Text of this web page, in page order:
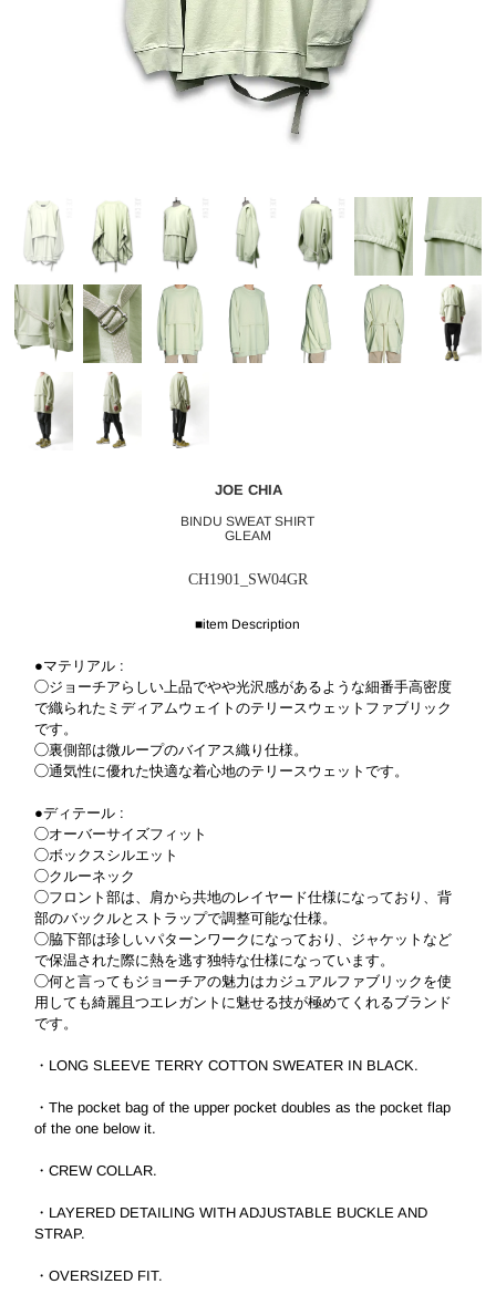
JOE CHIA
BINDU SWEAT SHIRT
GLEAM
CH1901_SW04GR
■item Description
●マテリアル :
◯ジョーチアらしい上品でやや光沢感があるような細番手高密度
で織られたミディアムウェイトのテリースウェットファブリック
です。
◯裏側部は微ループのバイアス織り仕様。
◯通気性に優れた快適な着心地のテリースウェットです。
●ディテール :
◯オーバーサイズフィット
◯ボックスシルエット
◯クルーネック
◯フロント部は、肩から共地のレイヤード仕様になっており、背
部のバックルとストラップで調整可能な仕様。
◯脇下部は珍しいパターンワークになっており、ジャケットなど
で保温された際に熱を逃す独特な仕様になっています。
◯何と言ってもジョーチアの魅力はカジュアルファブリックを使
用しても綺麗且つエレガントに魅せる技が極めてくれるブランド
です。
・LONG SLEEVE TERRY COTTON SWEATER IN BLACK.
・The pocket bag of the upper pocket doubles as the pocket flap
of the one below it.
・CREW COLLAR.
・LAYERED DETAILING WITH ADJUSTABLE BUCKLE AND
STRAP.
・OVERSIZED FIT.